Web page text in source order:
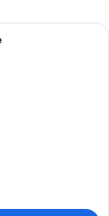
de hotel con una